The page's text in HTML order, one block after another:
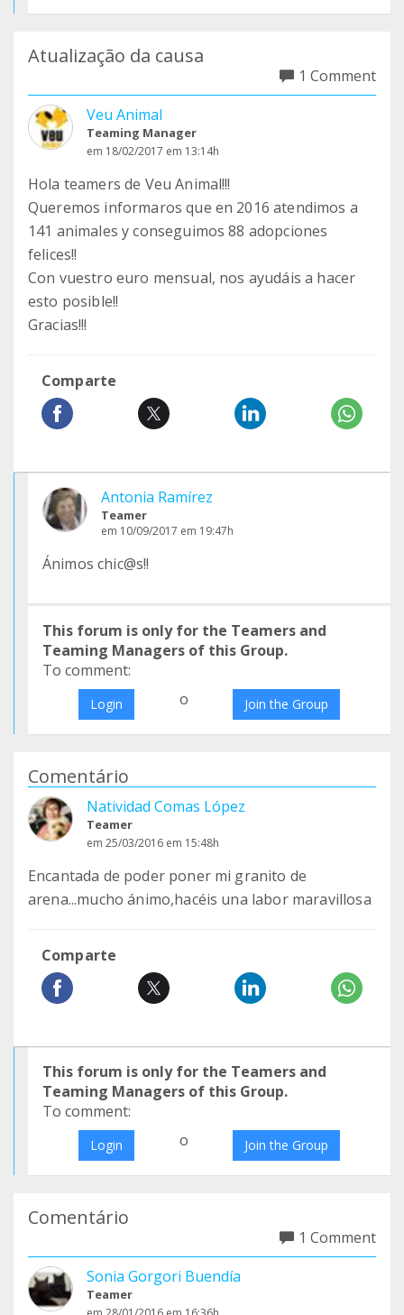
Atualização da causa
1 Comment
Veu Animal
Teaming Manager
em 18/02/2017 em 13:14h
Hola teamers de Veu Animal!!!
Queremos informaros que en 2016 atendimos a
141 animales y conseguimos 88 adopciones
felices!!
Con vuestro euro mensual, nos ayudáis a hacer
esto posible!!
Gracias!!!
Comparte
Antonia Ramírez
Teamer
em 10/09/2017 em 19:47h
Ánimos chic@s!!
This forum is only for the Teamers and
Teaming Managers of this Group.
To comment:
Login o Join the Group
Comentário
Natividad Comas López
Teamer
em 25/03/2016 em 15:48h
Encantada de poder poner mi granito de
arena...mucho ánimo,hacéis una labor maravillosa
Comparte
This forum is only for the Teamers and
Teaming Managers of this Group.
To comment:
Login o Join the Group
Comentário
1 Comment
Sonia Gorgori Buendía
Teamer